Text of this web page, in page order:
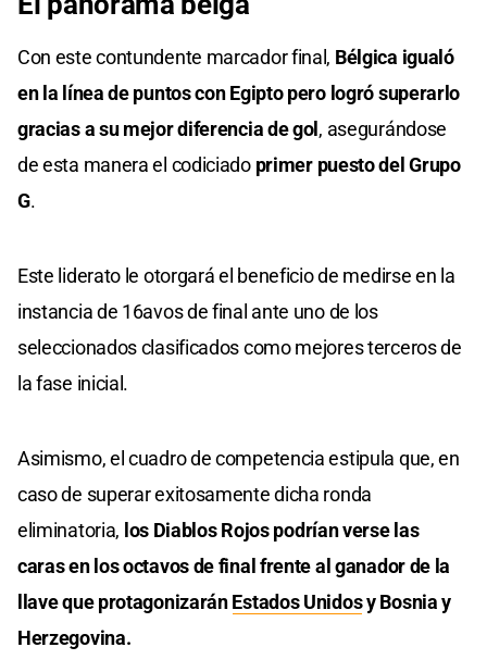
Con este contundente marcador final, Bélgica igualó
en la línea de puntos con Egipto pero logró superarlo
gracias a su mejor diferencia de gol, asegurándose
de esta manera el codiciado primer puesto del Grupo
G.
Este liderato le otorgará el beneficio de medirse en la
instancia de 16avos de final ante uno de los
seleccionados clasificados como mejores terceros de
la fase inicial.
Asimismo, el cuadro de competencia estipula que, en
caso de superar exitosamente dicha ronda
eliminatoria, los Diablos Rojos podrían verse las
caras en los octavos de final frente al ganador de la
llave que protagonizaránEstados Unidosy Bosnia y
Herzegovina.